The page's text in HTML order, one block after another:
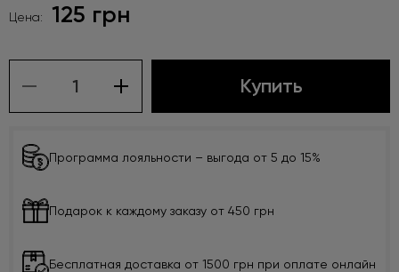
Цена: 125 грн
Купить
Программа лояльности – выгода от 5 до 15%
Подарок к каждому заказу от 450 грн
Бесплатная доставка от 1500 грн при оплате онлайн